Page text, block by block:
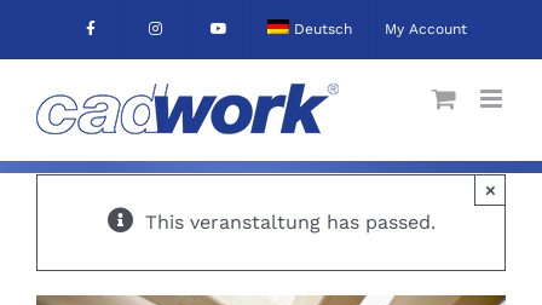
Deutsch My Account
This veranstaltung has passed.
×